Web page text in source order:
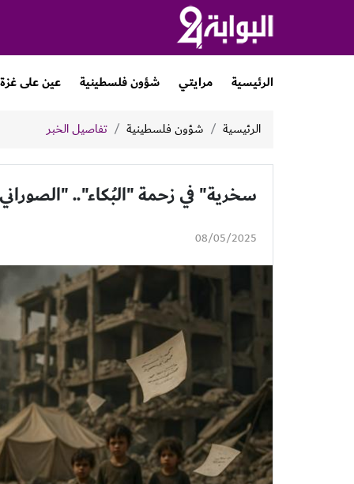
الرئيسية مرايتي شؤون فلسطينية عين على غزة
الرئيسية شؤون فلسطينية تفاصيل الخبر
سخرية" في زحمة "البُكاء"..
08/05/2025